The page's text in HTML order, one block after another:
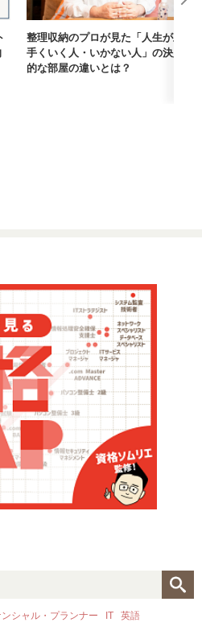
整理収納のプロが見た「人生が上
手くいく人・いかない人」の決定
的な部屋の違いとは？
シャル・プランナー IT 英語